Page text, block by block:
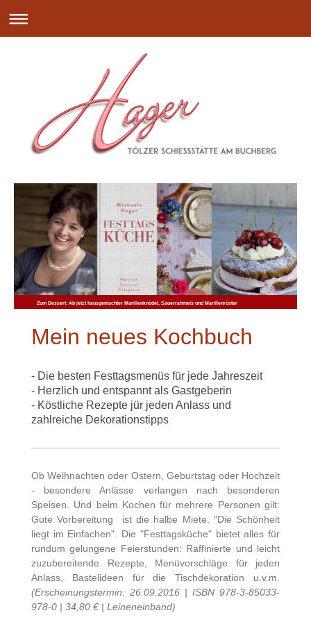
Zum Dessert: Ab jetzt hausgemachter Marillenknödel, Sauerrahmeis und Marillenröster
Mein neues Kochbuch
- Die besten Festtagsmenüs für jede Jahreszeit
- Herzlich und entspannt als Gastgeberin
- Köstliche Rezepte jür jeden Anlass und
zahlreiche Dekorationstipps
Ob Weihnachten oder Ostern, Geburtstag oder Hochzeit
- besondere Anlässe verlangen nach besonderen
Speisen. Und beim Kochen für mehrere Personen gilt:
Gute Vorbereitung ist die halbe Miete. "Die Schönheit
liegt im Einfachen". Die "Festtagsküche" bietet alles für
rundum gelungene Feierstunden: Raffinierte und leicht
zuzubereitende Rezepte, Menüvorschläge für jeden
Anlass, Bastelideen für die Tischdekoration u.v.m.
(Erscheinungstermin: 26.09.2016 | ISBN 978-3-85033-
978-0 | 34,80 € | Leineneinband)